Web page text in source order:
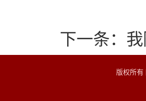
下一条：
版权所